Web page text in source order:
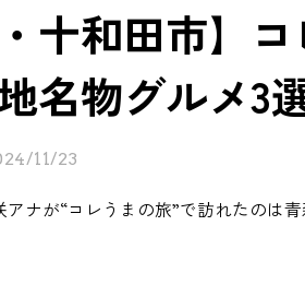
十和田市】
名物グルメ3
11/23
ナが“コレうまの旅”で訪れたのは